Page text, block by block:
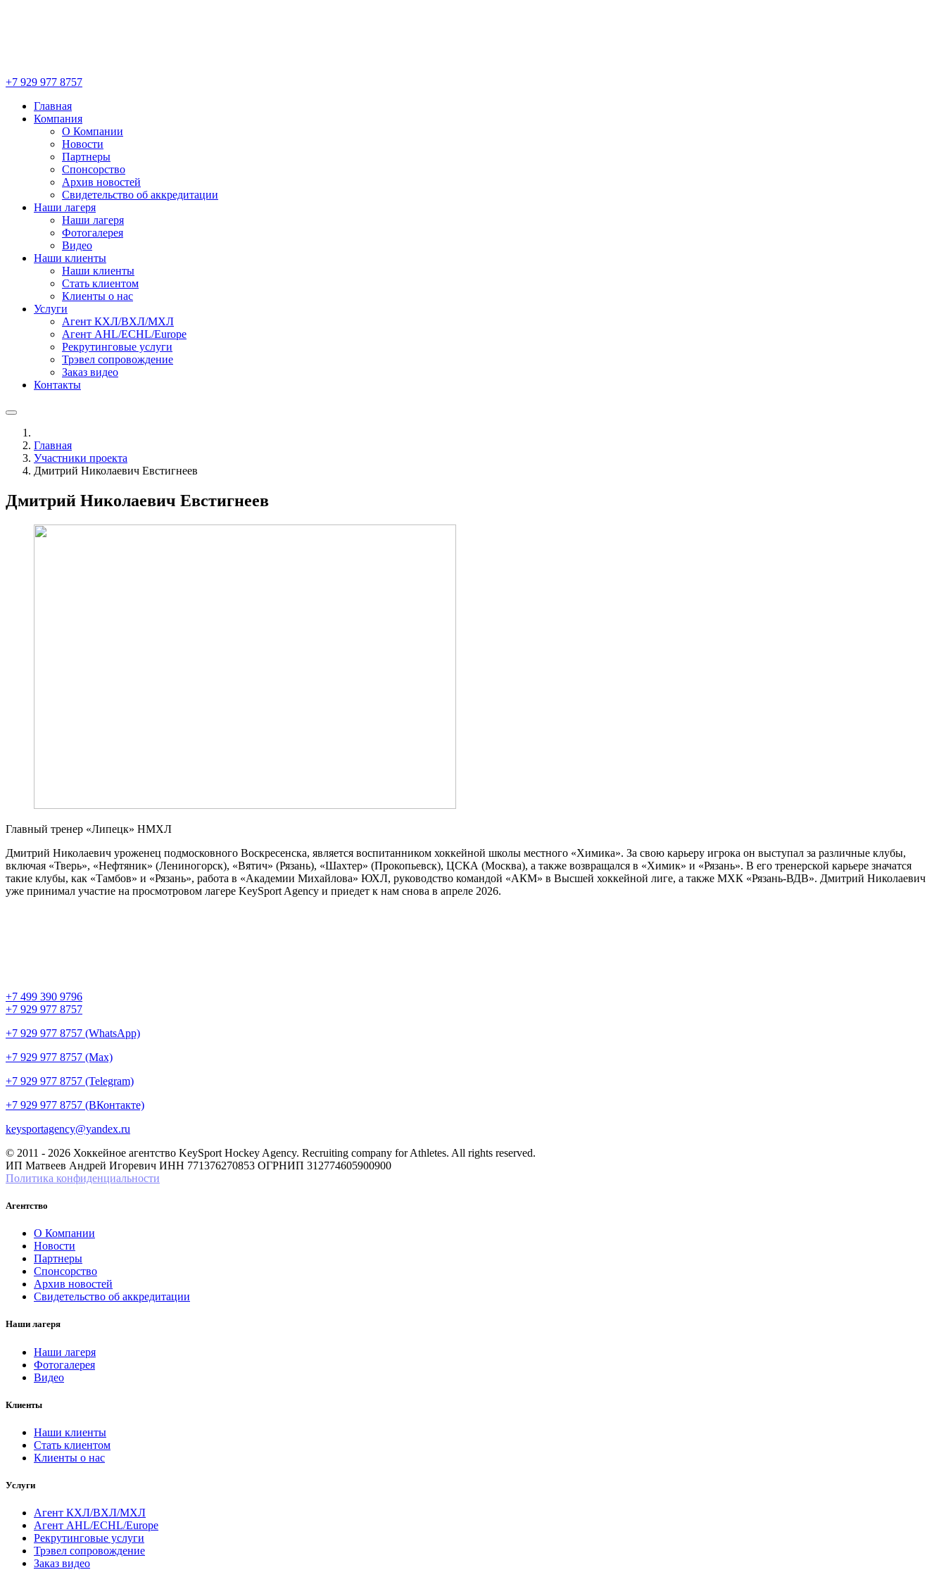
+7 929 977 8757
Главная
Компания
О Компании
Новости
Партнеры
Спонсорство
Архив новостей
Свидетельство об аккредитации
Наши лагеря
Наши лагеря
Фотогалерея
Видео
Наши клиенты
Наши клиенты
Стать клиентом
Клиенты о нас
Услуги
Агент КХЛ/ВХЛ/МХЛ
Агент AHL/ECHL/Europe
Рекрутинговые услуги
Трэвел сопровождение
Заказ видео
Контакты
Главная
Участники проекта
Дмитрий Николаевич Евстигнеев
Дмитрий Николаевич Евстигнеев
Главный тренер «Липецк» НМХЛ
Дмитрий Николаевич уроженец подмосковного Воскресенска, является воспитанником хоккейной школы местного «Химика». За свою карьеру игрока он выступал за различные клубы,
включая «Тверь», «Нефтяник» (Лениногорск), «Вятич» (Рязань), «Шахтер» (Прокопьевск), ЦСКА (Москва), а также возвращался в «Химик» и «Рязань». В его тренерской карьере значатся
такие клубы, как «Тамбов» и «Рязань», работа в «Академии Михайлова» ЮХЛ, руководство командой «АКМ» в Высшей хоккейной лиге, а также МХК «Рязань-ВДВ». Дмитрий Николаевич
уже принимал участие на просмотровом лагере KeySport Agency и приедет к нам снова в апреле 2026.
+7 499 390 9796
+7 929 977 8757
+7 929 977 8757 (WhatsApp)
+7 929 977 8757 (Max)
+7 929 977 8757 (Telegram)
+7 929 977 8757 (ВКонтакте)
keysportagency@yandex.ru
© 2011 - 2026 Хоккейное агентство KeySport Hockey Agency. Recruiting company for Athletes. All rights reserved.
ИП Матвеев Андрей Игоревич ИНН 771376270853 ОГРНИП 312774605900900
Политика конфиденциальности
Агентство
О Компании
Новости
Партнеры
Спонсорство
Архив новостей
Свидетельство об аккредитации
Наши лагеря
Наши лагеря
Фотогалерея
Видео
Клиенты
Наши клиенты
Стать клиентом
Клиенты о нас
Услуги
Агент КХЛ/ВХЛ/МХЛ
Агент AHL/ECHL/Europe
Рекрутинговые услуги
Трэвел сопровождение
Заказ видео